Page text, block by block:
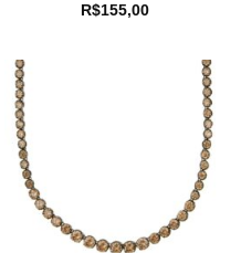
R$155,00